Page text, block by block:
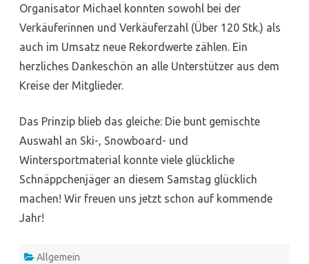
Organisator Michael konnten sowohl bei der
Verkäuferinnen und Verkäuferzahl (Über 120 Stk.) als
auch im Umsatz neue Rekordwerte zählen. Ein
herzliches Dankeschön an alle Unterstützer aus dem
Kreise der Mitglieder.
Das Prinzip blieb das gleiche: Die bunt gemischte
Auswahl an Ski-, Snowboard- und
Wintersportmaterial konnte viele glückliche
Schnäppchenjäger an diesem Samstag glücklich
machen! Wir freuen uns jetzt schon auf kommende
Jahr!
Allgemein